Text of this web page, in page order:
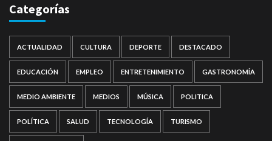
Categorías
ACTUALIDAD CULTURA DEPORTE DESTACADO
EDUCACIÓN EMPLEO ENTRETENIMIENTO GASTRONOMÍA
MEDIO AMBIENTE MEDIOS MÚSICA POLITICA
POLÍTICA SALUD TECNOLOGÍA TURISMO